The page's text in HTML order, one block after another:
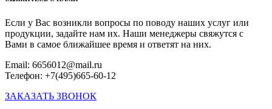
Если у Вас возникли вопросы по поводу наших услуг или
продукции, задайте нам их. Наши менеджеры свяжутся с
Вами в самое ближайшее время и ответят на них.
Email: 6656012@mail.ru
Телефон: +7(495)665-60-12
ЗАКАЗАТЬ ЗВОНОК